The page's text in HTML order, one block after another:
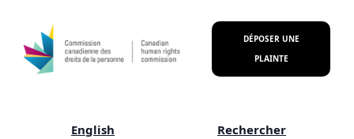
DÉPOSER UNE
PLAINTE
English Rechercher